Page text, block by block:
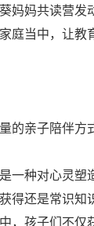
妈妈共读营发
庭当中，让教
亲子陪伴方式
种对心灵塑造
得还是常识知
，孩子们不仅